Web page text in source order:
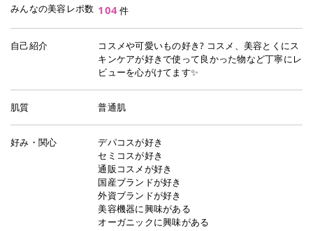
みんなの美容レポ数 104件
自己紹介
コスメや可愛いもの好き? コスメ、美容とくにス
キンケアが好きで使って良かった物など丁寧にレ
ビューを心がけてます✨
肌質 普通肌
好み・関心
デパコスが好き
セミコスが好き
通販コスメが好き
国産ブランドが好き
外資ブランドが好き
美容機器に興味がある
オーガニックに興味がある